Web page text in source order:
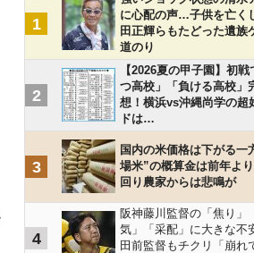
1
に心配の声…子供を亡く
田正輝らもたどった遺族
道のり
2
【2026夏の甲子園】初戦
つ高校」「負ける高校」
想！横浜vs沖縄尚学の超
ドは…
3
国内の米価格は下がる
場米”の概算金は前年よ
回り農家からは悲鳴が
4
阪神藤川監督の「焦り」
気」「采配」に大きな不
田前監督もチクリ「崩れ